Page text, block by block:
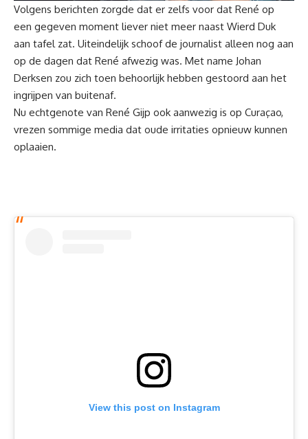
Volgens berichten zorgde dat er zelfs voor dat René op
een gegeven moment liever niet meer naast Wierd Duk
aan tafel zat. Uiteindelijk schoof de journalist alleen nog aan
op de dagen dat René afwezig was. Met name Johan
Derksen zou zich toen behoorlijk hebben gestoord aan het
ingrijpen van buitenaf.
Nu echtgenote van René Gijp ook aanwezig is op Curaçao,
vrezen sommige media dat oude irritaties opnieuw kunnen
oplaaien.
View this post on Instagram